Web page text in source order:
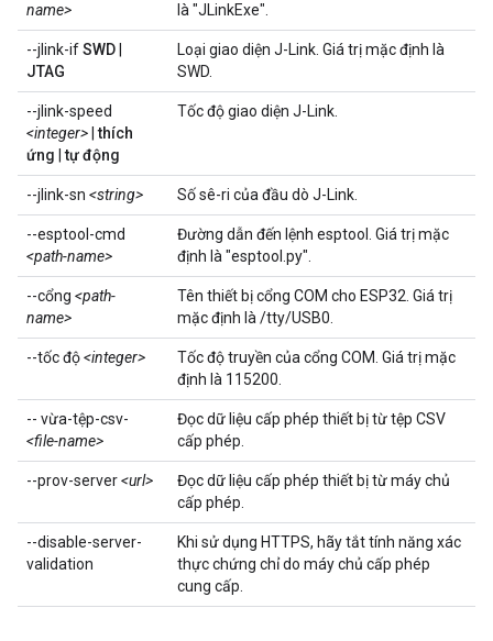
name>
là "JLinkExe".
--jlink-ifSWD
JTAG
Loại giao diện J-Link. Giá trị mặc định là
SWD.
--jlink-speed
<integer> |thích
ứng |tự động
Tốc độ giao diện J-Link.
--jlink-sn <string> Số sê-ri của đầu dò J-Link.
--esptool-cmd
<path-name>
Đường dẫn đến lệnh esptool. Giá trị mặc
định là "esptool.py".
--cổng <path-
name>
Tên thiết bị cổng COM cho ESP32. Giá trị
mặc định là /tty/USB0.
--tốc độ<integer>
Tốc độ truyền của cổng COM. Giá trị mặc
định là 115200.
-- vừa-tệp-csv-
<file-name>
Đọc dữ liệu cấp phép thiết bị từ tệp CSV
cấp phép.
--prov-server<url>
Đọc dữ liệu cấp phép thiết bị từ máy chủ
cấp phép.
--disable-server-
validation
Khi sử dụng HTTPS, hãy tắt tính năng xác
thực chứng chỉ do máy chủ cấp phép
cung cấp.